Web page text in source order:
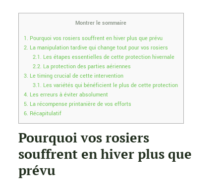
Montrer le sommaire
1. Pourquoi vos rosiers souffrent en hiver plus que prévu
2. La manipulation tardive qui change tout pour vos rosiers
2.1. Les étapes essentielles de cette protection hivernale
2.2. La protection des parties aériennes
3. Le timing crucial de cette intervention
3.1. Les variétés qui bénéficient le plus de cette protection
4. Les erreurs à éviter absolument
5. La récompense printanière de vos efforts
6. Récapitulatif
Pourquoi vos rosiers
souffrent en hiver plus que
prévu